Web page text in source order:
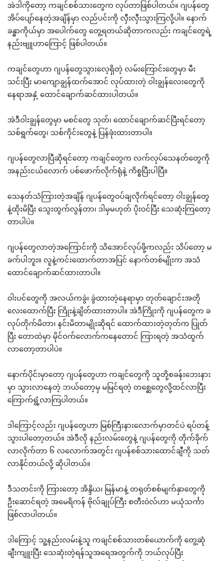
အဲဒါကိုတော့ ကချင်စစ်သားတွေက လုပ်တာဖြစ်ပါတယ်။ ဂျပန်တွေ
အိပ်ပျော်နေတဲ့အချိန်မှာ လည်ပင်းကို လှီးလှီးသွားကြလို့ပါ။ နောက်
ခန္ဓာကိုယ်မှာ အပေါက်တွေ တွေ့ရတယ်ဆိုတာကလည်း ကချင်တွေရဲ့
နည်းဗျူဟာကြောင့် ဖြစ်ပါတယ်။
ကချင်တွေဟာ ဂျပန်တွေသွားလေ့ရှိတဲ့ လမ်းကြောင်းတွေမှာ မီး
သင်းပြီး မာကျောချွန်ထက်အောင် လုပ်ထားတဲ့ ဝါးချွန်လေးတွေကို
နေရာအနှံ့ ထောင်ချောက်ဆင်ထားပါတယ်။
အဲဒီဝါးချွန်တွေမှာ မစင်တွေ သုတ်၊ ထောင်ချောက်ဆင်ပြီးရင်တော့
သစ်ရွက်တွေ၊ သစ်ကိုင်းတွေနဲ့ ပြန်ဖုံးထားတာပါ။
ဂျပန်တွေလာပြီဆိုရင်တော့ ကချင်တွေက လက်လုပ်သေနတ်တွေကို
အနည်းငယ်လောက် ပစ်ဖောက်လိုက်ရုံနဲ့ ကိစ္စပြီးပါပြီ။
သေနတ်သံကြားတဲ့အချိန် ဂျပန်တွေဝပ်ချလိုက်ရင်တော့ ဝါးချွန်တွေ
နဲ့ထိုးမိပြီး သွေးထွက်လွန်တာ၊ ဒါမှမဟုတ် ပိုးဝင်ပြီး သေဆုံးကြတော့
တာပါပဲ။
ဂျပန်တွေလာတဲ့အကြောင်းကို သိအောင်လုပ်ဖို့ကလည်း သိပ်တော့ မ
ခက်ပါဘူး။ လူနဲ့ကင်းထောက်တာအပြင် နောက်တစ်မျိုးက အသံ
ထောင်ချောက်ဆင်ထားတာပါ။
ဝါးပင်တွေကို အလယ်ကခွဲ၊ ခွဲထားတဲ့နေရာမှာ တုတ်ချောင်းအတို
လေးထောက်ပြီး ကြိုးနဲ့ချိတ်ထားတာပါ။ အဲဒီကြိုးကို ဂျပန်တွေက ခ
လုပ်တိုက်မိတာ၊ နင်းမိတာမျိုးဆိုရင် ထောက်ထားတဲ့တုတ်က ပြုတ်
ပြီး တောထဲမှာ မိုင်ဝက်လောက်ကနေတောင် ကြားရတဲ့ အသံထွက်
လာတော့တာပါပဲ။
နောက်ပိုင်းမှာတော့ ဂျပန်တွေဟာ ကချင်တွေကို သူတို့စခန်းဘေးနား
မှာ သွားလာနေတဲ့ ဘယ်တော့မှ မမြင်ရတဲ့ တစ္ဆေတွေလို့ထင်လာပြီး
ကြောက်ရွံ့လာကြပါတယ်။
ဒါကြောင့်လည်း ဂျပန်တွေဟာ မြစ်ကြီးနားလောက်မှာတင်ပဲ ရပ်တန့်
သွားပါတော့တယ်။ အဲဒီလို နည်းလမ်းတွေနဲ့ ဂျပန်တွေကို တိုက်ခိုက်
လာလိုက်တာ ၆ လလောက်အတွင်း ဂျပန်စစ်သားထောင်ချီကို သတ်
လာနိုင်တယ်လို့ ဆိုပါတယ်။
ဒီသတင်းကို ကြားတော့ အိန္ဒိယ၊ မြန်မာနဲ့ တရုတ်စစ်မျက်နှာတွေကို
ဦးဆောင်ရတဲ့ အမေရိကန် ဗိုလ်ချုပ်ကြီး စတီးဝဲလ်ဟာ မယုံသင်္ကာ
ဖြစ်လာပါတယ်။
ဒါကြောင့် သူ့နည်းလမ်းနဲ့သူ ကချင်စစ်သားတစ်ယောက်ကို တွေ့ဆုံ
ချီးကျူးပြီး သေဆုံးတဲ့ရန်သူအရေအတွက်ကို ဘယ်လုပ်ပြီး